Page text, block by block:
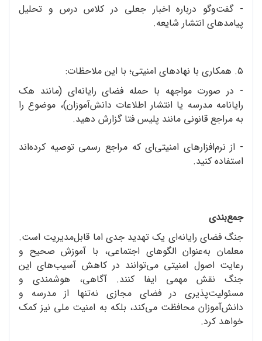
- گفت‌وگو درباره‌ اخبار جعلی در کلاس درس و تحلیل
پیامدهای انتشار شایعه‌.
۵. همکاری با نهادهای امنیتی؛ با این ملاحظات:
- در صورت مواجهه با حمله‌ فضای رایانه‌ای (مانند هک
رایانامه‌ مدرسه یا انتشار اطلاعات دانش‌آموزان)، موضوع را
به مراجع قانونی مانند پلیس فتا گزارش دهید.
- از نرم‌افزارهای امنیتی‌ای که مراجع رسمی توصیه‌ کرده‌اند
استفاده کنید.
جمع‌بندی
جنگ فضای رایانه‌ای یک تهدید جدی اما قابل‌مدیریت است.
معلمان به‌عنوان الگوهای اجتماعی، با آموزش صحیح و
رعایت اصول امنیتی می‌توانند در کاهش آسیب‌های این
جنگ نقش مهمی ایفا کنند. آگاهی، هوشمندی و
مسئولیت‌پذیری در فضای مجازی نه‌تنها از مدرسه و
دانش‌آموزان محافظت می‌کند، بلکه به امنیت ملی نیز کمک
خواهد کرد.